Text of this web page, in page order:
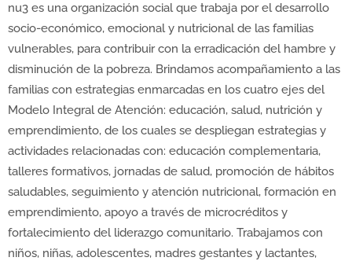
nu3 es una organización social que trabaja por el desarrollo
socio-económico, emocional y nutricional de las familias
vulnerables, para contribuir con la erradicación del hambre y
disminución de la pobreza. Brindamos acompañamiento a las
familias con estrategias enmarcadas en los cuatro ejes del
Modelo Integral de Atención: educación, salud, nutrición y
emprendimiento, de los cuales se despliegan estrategias y
actividades relacionadas con: educación complementaria,
talleres formativos, jornadas de salud, promoción de hábitos
saludables, seguimiento y atención nutricional, formación en
emprendimiento, apoyo a través de microcréditos y
fortalecimiento del liderazgo comunitario. Trabajamos con
niños, niñas, adolescentes, madres gestantes y lactantes,